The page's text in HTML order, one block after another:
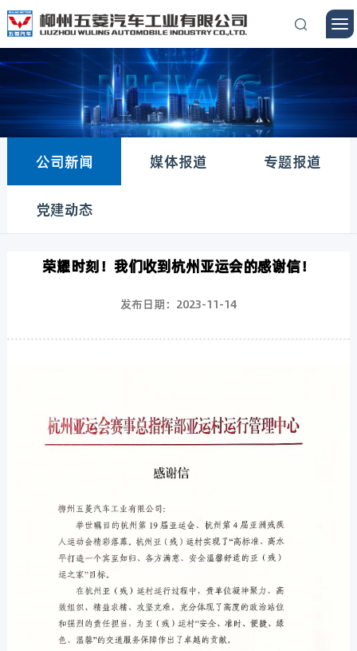
公司新闻 媒体报道 专题报道
党建动态
荣耀时刻！我们收到杭州亚运会的感谢信！
发布日期：2023-11-14